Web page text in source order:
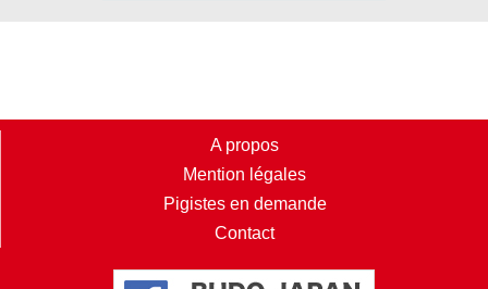
A propos
Mention légales
Pigistes en demande
Contact